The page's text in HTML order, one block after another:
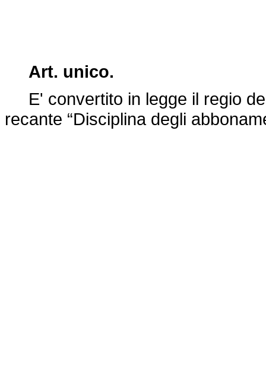
Art. unico.
E' convertito in legge il regio
recante “Disciplina degli